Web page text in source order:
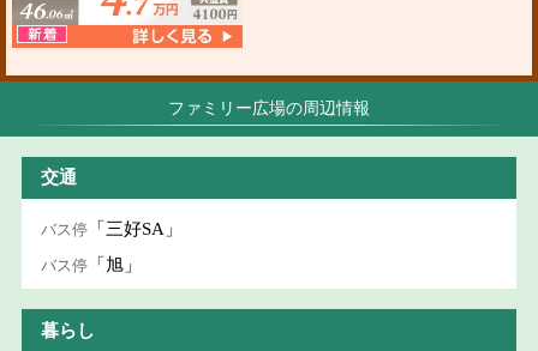
ファミリー広場の周辺情報
交通
バス停 「三好SA」
バス停 「旭」
暮らし